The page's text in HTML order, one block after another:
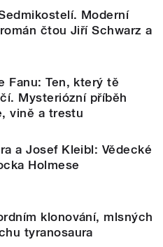
Moderní
čtou Jiří Schwarz a
Fanu: Ten, který tě
Mysteriózní příběh
vině a trestu
a Josef Kleibl: Vědecké
Holmese
klonování, mlsných
tyranosaura